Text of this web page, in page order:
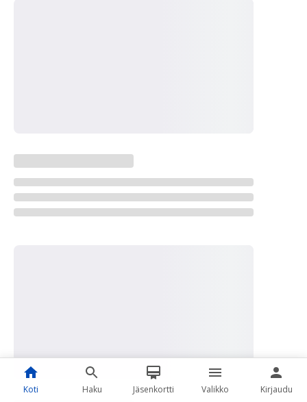
Koti Haku Jäsenkortti Valikko Kirjaudu